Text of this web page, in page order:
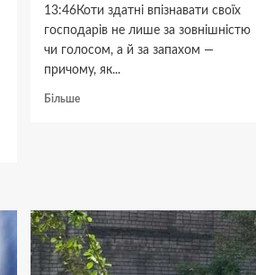
13:46Коти здатні впізнавати своїх
господарів не лише за зовнішністю
чи голосом, а й за запахом —
причому, як...
БільшеДокладніше
власників